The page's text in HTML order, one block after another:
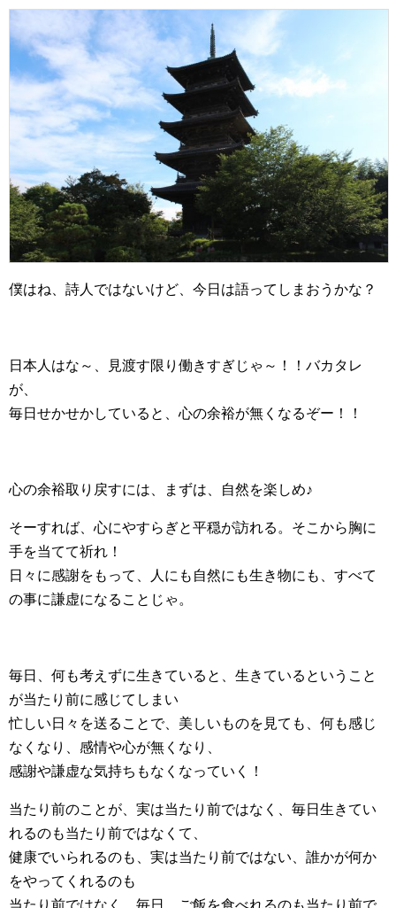
僕はね、詩人ではないけど、今日は語ってしまおうかな？
日本人はな～、見渡す限り働きすぎじゃ～！！バカタレ
が、
毎日せかせかしていると、心の余裕が無くなるぞー！！
心の余裕取り戻すには、まずは、自然を楽しめ♪
そーすれば、心にやすらぎと平穏が訪れる。そこから胸に
手を当てて祈れ！
日々に感謝をもって、人にも自然にも生き物にも、すべて
の事に謙虚になることじゃ。
毎日、何も考えずに生きていると、生きているということ
が当たり前に感じてしまい
忙しい日々を送ることで、美しいものを見ても、何も感じ
なくなり、感情や心が無くなり、
感謝や謙虚な気持ちもなくなっていく！
当たり前のことが、実は当たり前ではなく、毎日生きてい
れるのも当たり前ではなくて、
健康でいられるのも、実は当たり前ではない、誰かが何か
をやってくれるのも